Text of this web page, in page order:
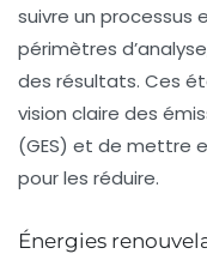
suivre un processus
périmètres
des résultats. Ces
vision claire des
(GES) et de mettre
pour les réduire.
Énergies